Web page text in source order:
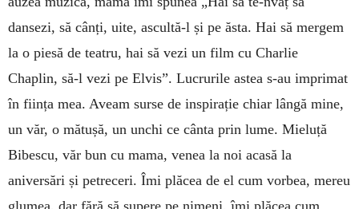
dansezi, să cânți, uite, ascultă-l și pe ăsta. Hai să mergem
la o piesă de teatru, hai să vezi un film cu Charlie
Chaplin, să-l vezi pe Elvis”. Lucrurile astea s-au imprimat
în ființa mea. Aveam surse de inspirație chiar lângă mine,
un văr, o mătușă, un unchi ce cânta prin lume. Mieluță
Bibescu, văr bun cu mama, venea la noi acasă la
aniversări și petreceri. Îmi plăcea de el cum vorbea, mereu